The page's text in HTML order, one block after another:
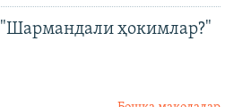
"Шармандали ҳокимлар?"